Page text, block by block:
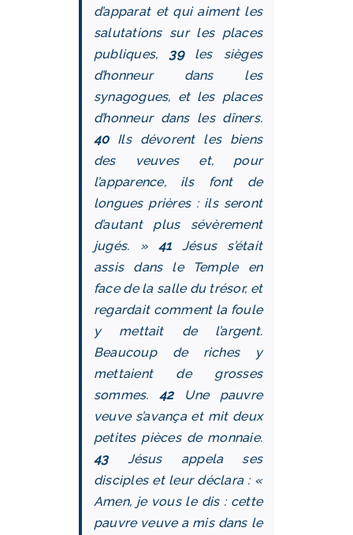
d’apparat et qui aiment les
salutations sur les places
publiques, 39les sièges
d’honneur dans les
synagogues, et les places
d’honneur dans les dîners.
40Ils dévorent les biens
des veuves et, pour
l’apparence, ils font de
longues prières : ils seront
d’autant plus sévèrement
jugés. »41Jésus s’était
assis dans le Temple en
face de la salle du trésor, et
regardait comment la foule
y mettait de l’argent.
Beaucoup de riches y
mettaient de grosses
sommes.42Une pauvre
veuve s’avança et mit deux
petites pièces de monnaie.
43Jésus appela ses
disciples et leur déclara : «
Amen, je vous le dis : cette
pauvre veuve a mis dans le